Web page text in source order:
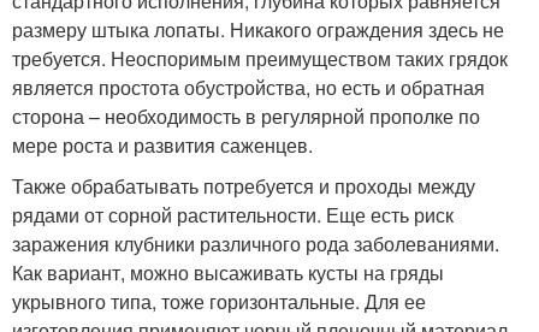
размеру штыка лопаты. Никакого ограждения здесь не
требуется. Неоспоримым преимуществом таких грядок
является простота обустройства, но есть и обратная
сторона – необходимость в регулярной прополке по
мере роста и развития саженцев.
Также обрабатывать потребуется и проходы между
рядами от сорной растительности. Еще есть риск
заражения клубники различного рода заболеваниями.
Как вариант, можно высаживать кусты на гряды
укрывного типа, тоже горизонтальные. Для ее